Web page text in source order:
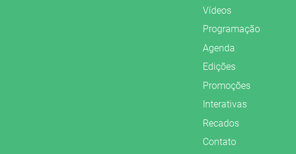
Vídeos
Programação
Agenda
Edições
Promoções
Interativas
Recados
Contato